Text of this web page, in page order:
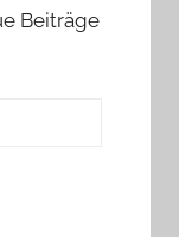
Beiträge